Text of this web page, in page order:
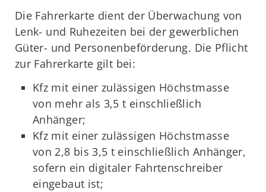
Die Fahrerkarte dient der Überwachung von
Lenk- und Ruhezeiten bei der gewerblichen
Güter- und Personenbeförderung. Die Pflicht
zur Fahrerkarte gilt bei:
Kfz mit einer zulässigen Höchstmasse
von mehr als 3,5 t einschließlich
Anhänger;
Kfz mit einer zulässigen Höchstmasse
von 2,8 bis 3,5 t einschließlich Anhänger,
sofern ein digitaler Fahrtenschreiber
eingebaut ist;